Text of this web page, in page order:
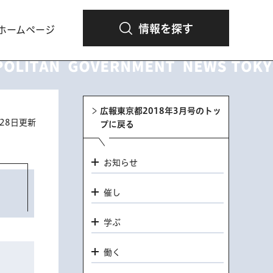
ームページ 情報を探す
日更新
広報東京都2018年3月号のトッ
プに戻る
お知らせ
催し
学ぶ
働く